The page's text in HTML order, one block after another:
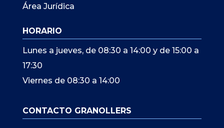
Área Jurídica
HORARIO
Lunes a jueves, de 08:30 a 14:00 y de 15:00 a
17:30
Viernes de 08:30 a 14:00
CONTACTO GRANOLLERS